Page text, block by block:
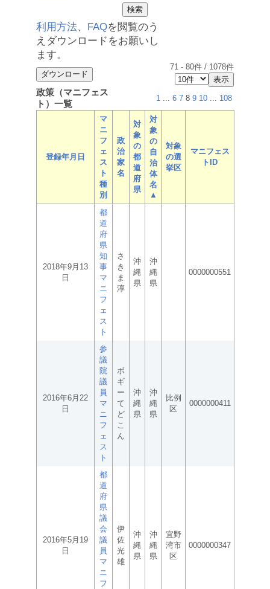
利用方法、 FAQを閲覧のう
えダウンロードをお願いし
ます。
71 - 80件 / 1078件
政策（マニフェス
ト）一覧
1 ... 6 7 8 9 10 ... 108
登録年月日
マ
ニ
フ
ェ
ス
ト
種
別
政
治
家
名
対
象
の
都
道
府
県
対
象
の
自
治
体
名
▲
対象
の選
挙区
マニフェス
トID
2018年9月13
日
都
道
府
県
知
事
マ
ニ
フ
ェ
ス
ト
さ
き
ま
淳
沖
縄
県
沖
縄
県
0000000551
2016年6月22
日
参
議
院
議
員
マ
ニ
フ
ェ
ス
ト
ボ
ギ
ー
て
ど
こ
ん
沖
縄
県
沖
縄
県
比例
区
0000000411
2016年5月19
日
都
道
府
県
議
会
議
員
マ
ニ
フ
伊
佐
光
雄
沖
縄
県
沖
縄
県
宜野
湾市
区
0000000347